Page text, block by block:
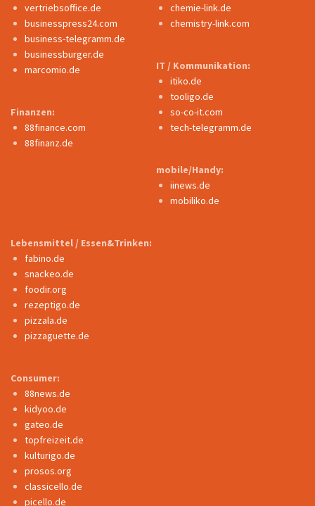
vertriebsoffice.de
businesspress24.com
business-telegramm.de
businessburger.de
marcomio.de
Finanzen:
88finance.com
88finanz.de
chemie-link.de
chemistry-link.com
IT / Kommunikation:
itiko.de
tooligo.de
so-co-it.com
tech-telegramm.de
mobile/Handy:
iinews.de
mobiliko.de
Lebensmittel / Essen&Trinken:
fabino.de
snackeo.de
foodir.org
rezeptigo.de
pizzala.de
pizzaguette.de
Consumer:
88news.de
kidyoo.de
gateo.de
topfreizeit.de
kulturigo.de
prosos.org
classicello.de
picello.de